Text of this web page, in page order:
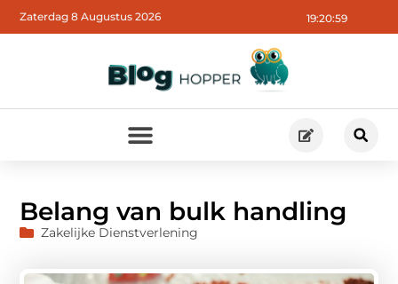
19:21:00
Zaterdag 8 Augustus 2026
Belang van bulk handling
Zakelijke Dienstverlening